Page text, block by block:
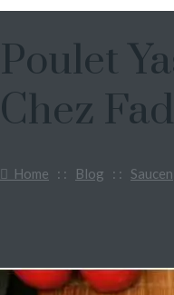
Poulet
Chez
Home : : Blog : : Saucen